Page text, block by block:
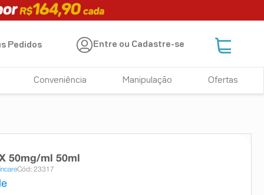
Pedidos Entre ou Cadastre-se
Conveniência Manipulação Ofertas
50mg/ml 50ml
Cód: 23317